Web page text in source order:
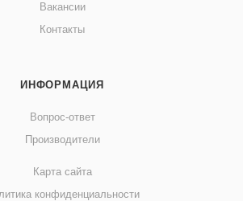
Вакансии
Контакты
ИНФОРМАЦИЯ
Вопрос-ответ
Производители
Карта сайта
конфиденциальности